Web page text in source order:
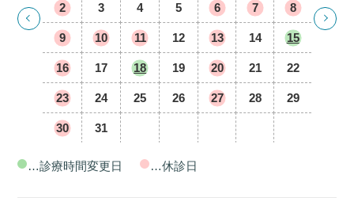
2 3 4 5 6 7 8
9 10 11 12 13 14 15
16 17 18 19 20 21 22
23 24 25 26 27 28 29
30 31
…診療時間変更日 …休診日